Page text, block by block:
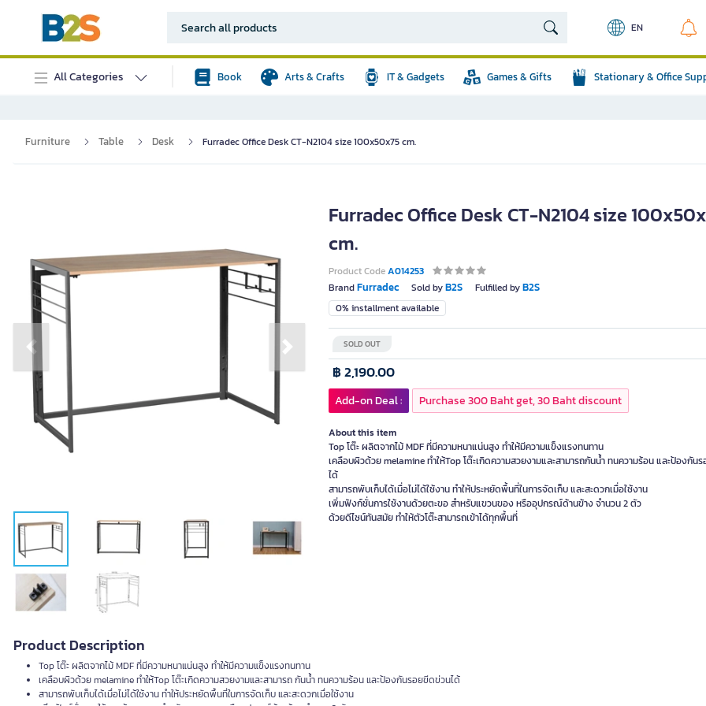
EN
All Categories Book Arts & Crafts IT & Gadgets Games & Gifts Stationary & Office
Furniture Table Desk Furradec Office Desk CT-N2104 size 100x50x75 cm.
Previous slide Next slide
Furradec Office Desk CT-N2104 size
cm.
Product CodeA014253
BrandFurradec Sold byB2S Fulfilled byB2S
0% installment available
SOLD OUT
฿ 2,190.00
Add-on Deal : Purchase 300 Baht get, 30 Baht discount
About this item
Top โต๊ะ ผลิตจากไม้ MDF ที่มีความหนาแน่นสูง ทำให้มีความแข็งแรงทนทาน
เคลือบผิวด้วย melamine ทำให้Top โต๊ะเกิดความสวยงามและสามารถกันน้ำ ทนความร้อน และป้องกัน
ได้
สามารถพับเก็บได้เมื่อไม่ได้ใช้งาน ทำให้ประหยัดพื้นที่ในการจัดเก็บ และสะดวกเมื่อใช้งาน
เพิ่มฟังก์ชั่นการใช้งานด้วยตะขอ สำหรับแขวนของ หรืออุปกรณ์ด้านข้าง จำนวน 2 ตัว
ด้วยดีไซน์ทันสมัย ทำให้ตัวโต๊ะสามารถเข้าได้ทุกพื้นที่
Product Description
Top โต๊ะ ผลิตจากไม้ MDF ที่มีความหนาแน่นสูง ทำให้มีความแข็งแรงทนทาน
เคลือบผิวด้วย melamine ทำให้Top โต๊ะเกิดความสวยงามและสามารถ กันน้ำ ทนความร้อน และป้องกันรอยขีดข่วนได้
สามารถพับเก็บได้เมื่อไม่ได้ใช้งาน ทำให้ประหยัดพื้นที่ในการจัดเก็บ และสะดวกเมื่อใช้งาน